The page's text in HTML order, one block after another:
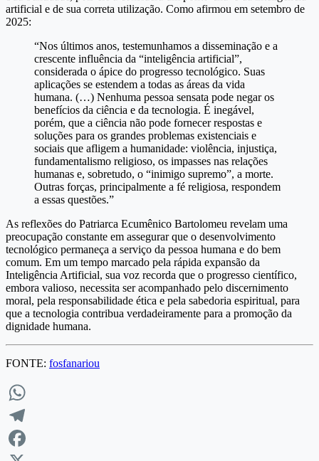
artificial e de sua correta utilização. Como afirmou em setembro de
2025:
“Nos últimos anos, testemunhamos a disseminação e a
crescente influência da “inteligência artificial”,
considerada o ápice do progresso tecnológico. Suas
aplicações se estendem a todas as áreas da vida
humana. (…) Nenhuma pessoa sensata pode negar os
benefícios da ciência e da tecnologia. É inegável,
porém, que a ciência não pode fornecer respostas e
soluções para os grandes problemas existenciais e
sociais que afligem a humanidade: violência, injustiça,
fundamentalismo religioso, os impasses nas relações
humanas e, sobretudo, o “inimigo supremo”, a morte.
Outras forças, principalmente a fé religiosa, respondem
a essas questões.”
As reflexões do Patriarca Ecumênico Bartolomeu revelam uma
preocupação constante em assegurar que o desenvolvimento
tecnológico permaneça a serviço da pessoa humana e do bem
comum. Em um tempo marcado pela rápida expansão da
Inteligência Artificial, sua voz recorda que o progresso científico,
embora valioso, necessita ser acompanhado pelo discernimento
moral, pela responsabilidade ética e pela sabedoria espiritual, para
que a tecnologia contribua verdadeiramente para a promoção da
dignidade humana.
FONTE: fosfanariou
WhatsApp
Telegram